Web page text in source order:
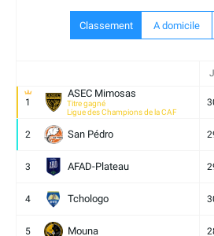
Classement A domicile
J
1
ASEC Mimosas
Titre gagné
Ligue des Champions de la CAF
2 San Pédro
3 AFAD-Plateau
4 Tchologo
5 Mouna